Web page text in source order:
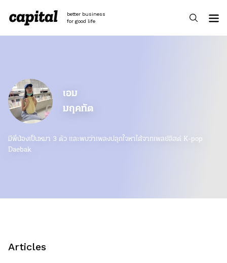
content
better business
for good life
เอม
มฤคทัต
มีพี่น้องเป็นหมา 3 ตัว และพบว่าเพลงปลุกใจหาได้จากเพลย์ลิสต์ K-pop
Daebak
Articles